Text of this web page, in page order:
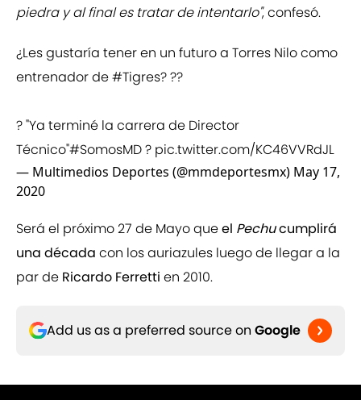
piedra y al final es tratar de intentarlo", confesó.
¿Les gustaría tener en un futuro a Torres Nilo como
entrenador de#Tigres? ??
? "Ya terminé la carrera de Director
Técnico"#SomosMD? pic.twitter.com/KC46VVRdJL
— Multimedios Deportes (@mmdeportesmx) May 17,
2020
Será el próximo 27 de Mayo queel Pechucumplirá
una década con los auriazules luego de llegar a la
par de Ricardo Ferretti en 2010.
Add us as a preferred source on Google